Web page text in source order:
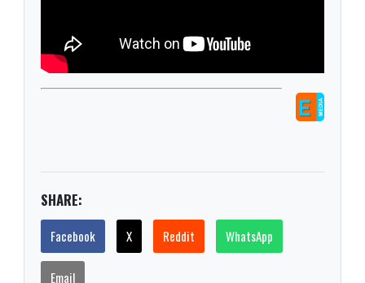
SHARE:
Facebook X Reddit WhatsApp
Email